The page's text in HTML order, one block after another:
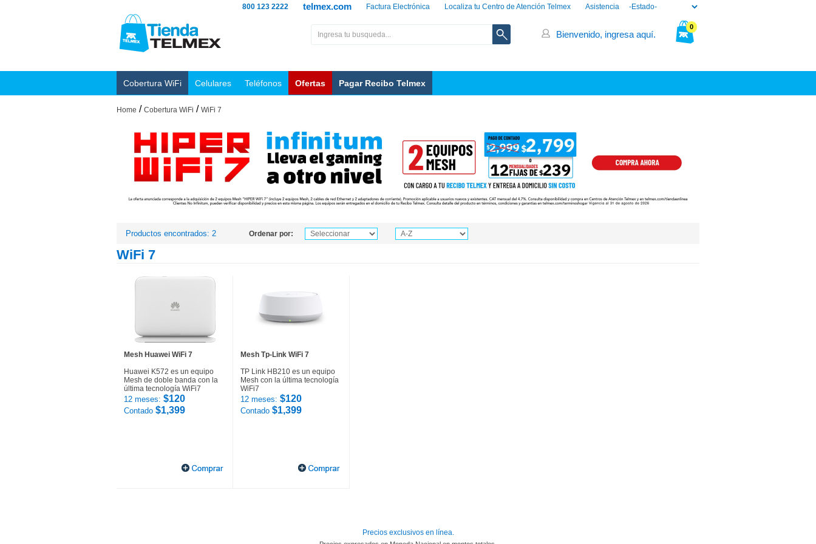
Asistencia
Localiza tu Centro de Atención Telmex
Factura Electrónica
telmex.com
800 123 2222
0
Bienvenido, ingresa aquí.
Cobertura WiFi Celulares Teléfonos Ofertas Pagar Recibo Telmex
Home / Cobertura WiFi / WiFi 7
Productos encontrados: 2 Ordenar por:
WiFi 7
Mesh Huawei WiFi 7
Huawei K572 es un equipo
Mesh de doble banda con la
última tecnología WiFi7
12 meses: $120
Contado $1,399
Mesh Tp-Link WiFi 7
TP Link HB210 es un equipo
Mesh con la última tecnología
WiFi7
12 meses: $120
Contado $1,399
Precios exclusivos en línea.